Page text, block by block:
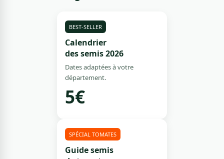
BEST-SELLER
Calendrier
des semis 2026
Dates adaptées à votre
département.
5€
SPÉCIAL TOMATES
Guide semis